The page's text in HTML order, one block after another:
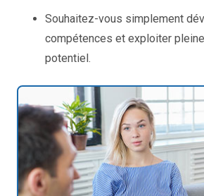
Souhaitez-vous simplement
compétences et exploiter
potentiel.